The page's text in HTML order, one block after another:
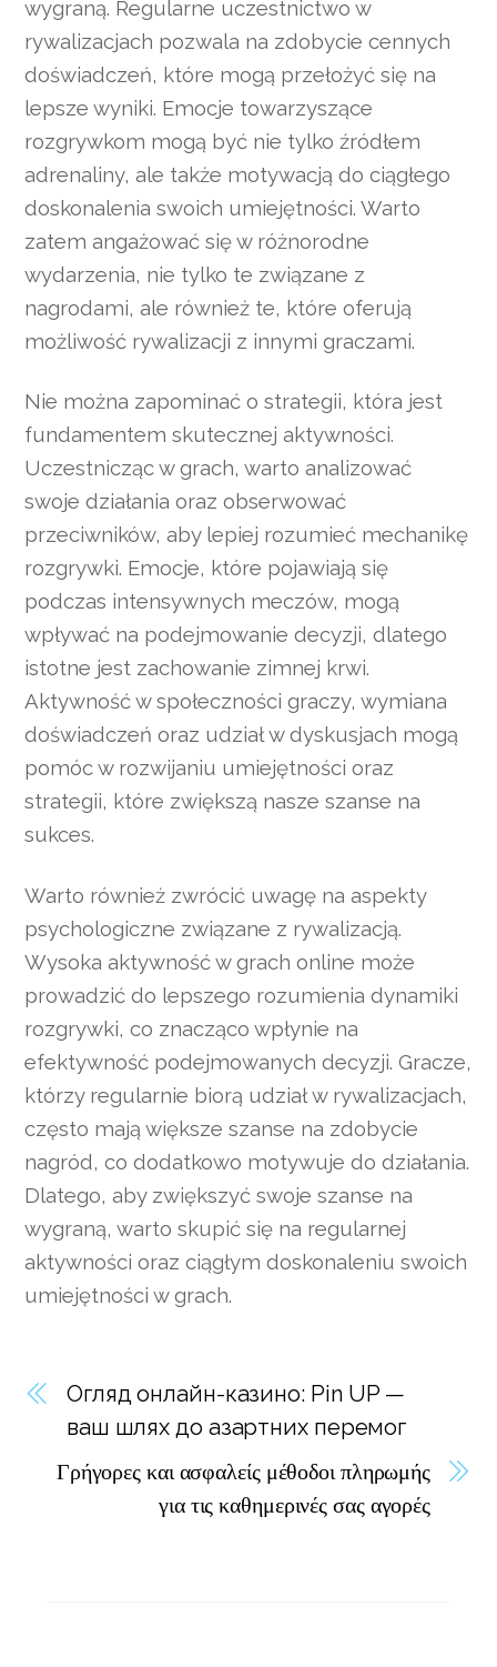
wygraną. Regularne uczestnictwo w
rywalizacjach pozwala na zdobycie cennych
doświadczeń, które mogą przełożyć się na
lepsze wyniki. Emocje towarzyszące
rozgrywkom mogą być nie tylko źródłem
adrenaliny, ale także motywacją do ciągłego
doskonalenia swoich umiejętności. Warto
zatem angażować się w różnorodne
wydarzenia, nie tylko te związane z
nagrodami, ale również te, które oferują
możliwość rywalizacji z innymi graczami.
Nie można zapominać o strategii, która jest
fundamentem skutecznej aktywności.
Uczestnicząc w grach, warto analizować
swoje działania oraz obserwować
przeciwników, aby lepiej rozumieć mechanikę
rozgrywki. Emocje, które pojawiają się
podczas intensywnych meczów, mogą
wpływać na podejmowanie decyzji, dlatego
istotne jest zachowanie zimnej krwi.
Aktywność w społeczności graczy, wymiana
doświadczeń oraz udział w dyskusjach mogą
pomóc w rozwijaniu umiejętności oraz
strategii, które zwiększą nasze szanse na
sukces.
Warto również zwrócić uwagę na aspekty
psychologiczne związane z rywalizacją.
Wysoka aktywność w grach online może
prowadzić do lepszego rozumienia dynamiki
rozgrywki, co znacząco wpłynie na
efektywność podejmowanych decyzji. Gracze,
którzy regularnie biorą udział w rywalizacjach,
często mają większe szanse na zdobycie
nagród, co dodatkowo motywuje do działania.
Dlatego, aby zwiększyć swoje szanse na
wygraną, warto skupić się na regularnej
aktywności oraz ciągłym doskonaleniu swoich
umiejętności w grach.
Огляд онлайн-казино: Pin UP —
ваш шлях до азартних перемог
Γρήγορες και ασφαλείς μέθοδοι πληρωμής
για τις καθημερινές σας αγορές